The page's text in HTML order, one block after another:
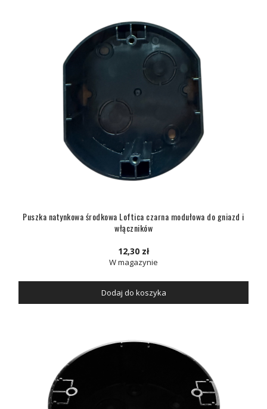
Puszka natynkowa środkowa Loftica czarna modułowa do gniazd i
włączników
12,30 zł
W magazynie
Dodaj do koszyka